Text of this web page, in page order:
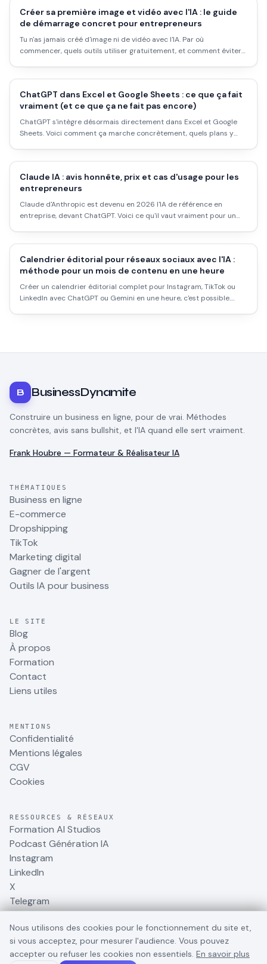
Créer sa première image et vidéo avec l'IA : le guide
de démarrage concret pour entrepreneurs
Tu n'as jamais créé d'image ni de vidéo avec l'IA. Par où
commencer, quels outils utiliser gratuitement, et comment éviter
ChatGPT dans Excel et Google Sheets : ce que ça fait
vraiment (et ce que ça ne fait pas encore)
ChatGPT s'intègre désormais directement dans Excel et Google
Sheets. Voici comment ça marche concrètement, quels plans y
Claude IA : avis honnête, prix et cas d'usage pour les
entrepreneurs
Claude d'Anthropic est devenu en 2026 l'IA de référence en
entreprise, devant ChatGPT. Voici ce qu'il vaut vraiment pour un
Calendrier éditorial pour réseaux sociaux avec l'IA :
méthode pour un mois de contenu en une heure
Créer un calendrier éditorial complet pour Instagram, TikTok ou
LinkedIn avec ChatGPT ou Gemini en une heure, c'est possible.
B BusinessDynamite
Construire un business en ligne, pour de vrai. Méthodes
concrètes, avis sans bullshit, et l'IA quand elle sert vraiment.
Frank Houbre — Formateur & Réalisateur IA
THÉMATIQUES
Business en ligne
E-commerce
Dropshipping
TikTok
Marketing digital
Gagner de l'argent
Outils IA pour business
LE SITE
Blog
À propos
Formation
Contact
Liens utiles
MENTIONS
Confidentialité
Mentions légales
CGV
Cookies
RESSOURCES & RÉSEAUX
Formation AI Studios
Podcast Génération IA
Instagram
LinkedIn
X
Telegram
©2026BusinessDynamite
Nous utilisons des cookies pour le fonctionnement du site et,
si vous acceptez, pour mesurer l'audience. Vous pouvez
accepter ou refuser les cookies non essentiels. En savoir plus